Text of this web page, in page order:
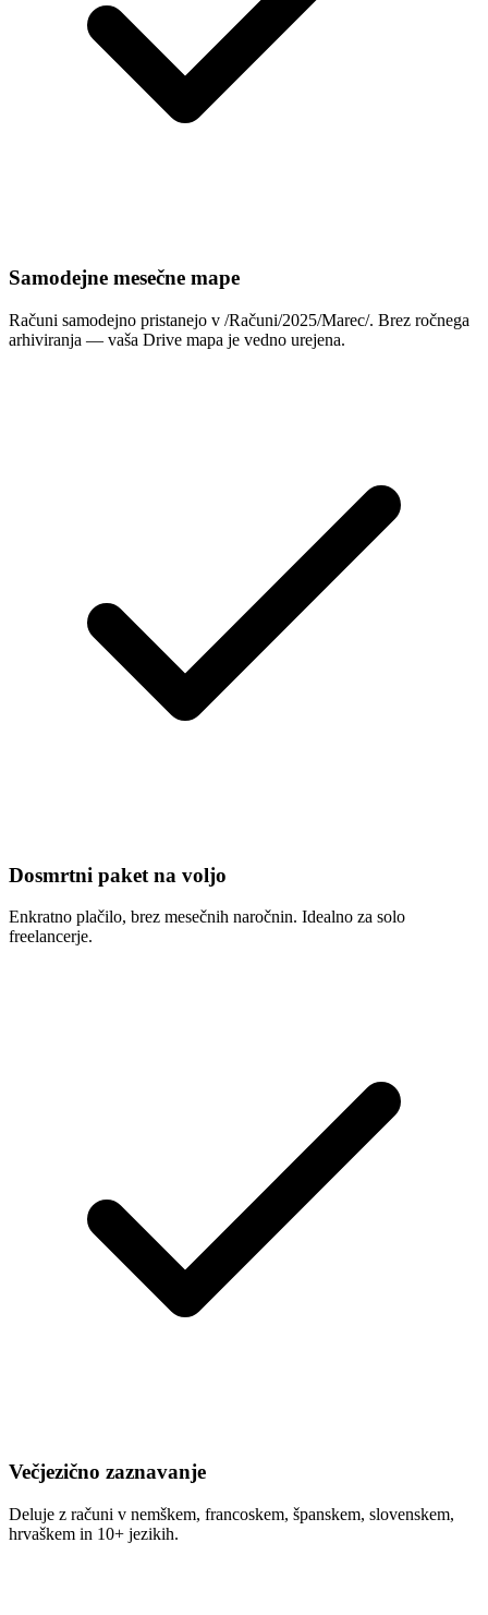
Samodejne mesečne mape
Računi samodejno pristanejo v /Računi/2025/Marec/. Brez ročnega
arhiviranja — vaša Drive mapa je vedno urejena.
Dosmrtni paket na voljo
Enkratno plačilo, brez mesečnih naročnin. Idealno za solo
freelancerje.
Večjezično zaznavanje
Deluje z računi v nemškem, francoskem, španskem, slovenskem,
hrvaškem in 10+ jezikih.